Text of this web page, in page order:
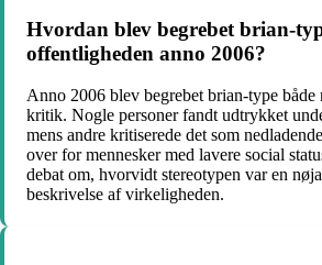
Hvordan blev begrebet brian-
offentligheden anno 2006?
Anno 2006 blev begrebet brian-type
kritik. Nogle personer fandt udtrykket
mens andre kritiserede det som
over for mennesker med lavere social
debat om, hvorvidt stereotypen var en
beskrivelse af virkeligheden.